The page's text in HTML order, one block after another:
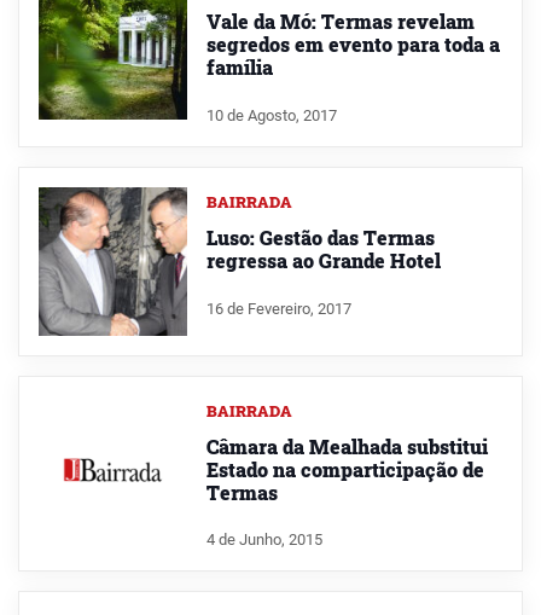
Vale da Mó: Termas revelam
segredos em evento para toda a
família
10 de Agosto, 2017
BAIRRADA
Luso: Gestão das Termas
regressa ao Grande Hotel
16 de Fevereiro, 2017
BAIRRADA
Câmara da Mealhada substitui
Estado na comparticipação de
Termas
4 de Junho, 2015